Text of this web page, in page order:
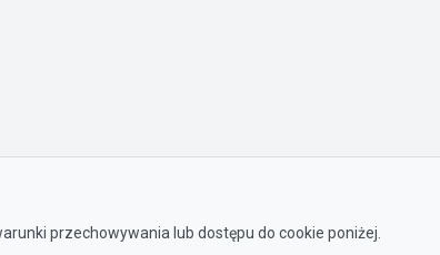
przechowywania lub dostępu do cookie poniżej.